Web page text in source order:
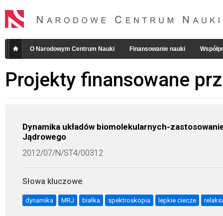
O Narodowym Centrum Nauki Finansowanie nauki
Projekty finansowane
Dynamika układów biomolekularnych-
Jądrowego
2012/07/N/ST4/00312
Słowa kluczowe:
dynamika MRJ białka spektroskopia lepkie ciecze